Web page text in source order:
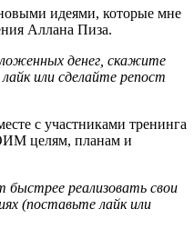
идеями, которые мне
Аллана Пиза.
денег, скажите
или сделайте репост
с участниками тренинга
целям, планам и
реализовать свои
(поставьте лайк или